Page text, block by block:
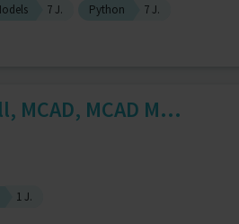
7 J. Python
7 J.
MCAD M...
1 J.